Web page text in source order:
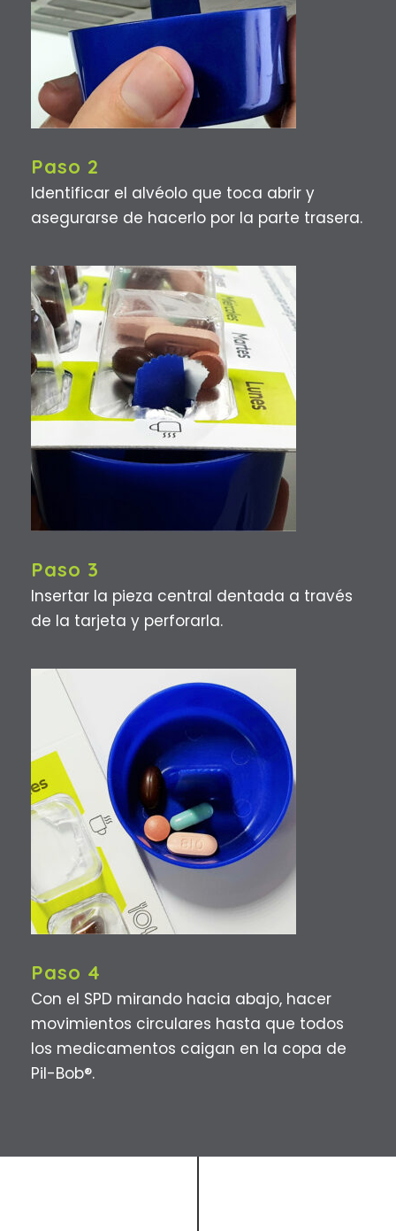
Paso 2
Identificar el alvéolo que toca abrir y
asegurarse de hacerlo por la parte trasera.
Paso 3
Insertar la pieza central dentada a través
de la tarjeta y perforarla.
Paso 4
Con el SPD mirando hacia abajo, hacer
movimientos circulares hasta que todos
los medicamentos caigan en la copa de
Pil-Bob®.